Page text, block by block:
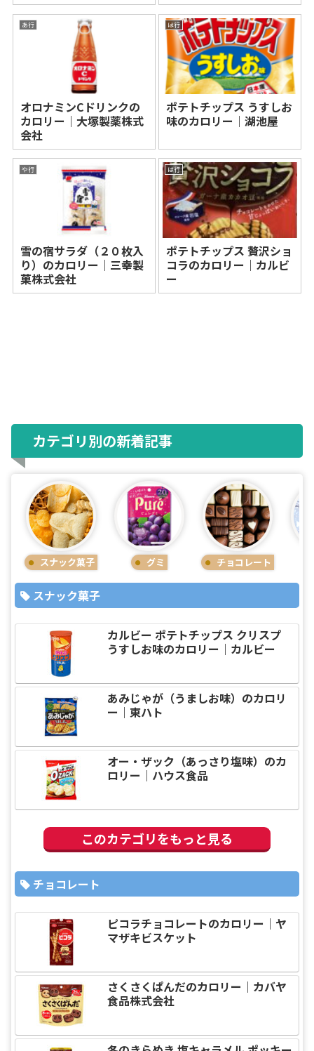
あ行
オロナミンCドリンクの
カロリー｜大塚製薬株式
会社
は行
ポテトチップス うすしお
味のカロリー｜湖池屋
や行
雪の宿サラダ（２０枚入
り）のカロリー｜三幸製
菓株式会社
は行
ポテトチップス 贅沢ショ
コラのカロリー｜カルビ
ー
カテゴリ別の新着記事
スナック菓子 グミ チョコレート
スナック菓子
カルビー ポテトチップス クリスプ
うすしお味のカロリー｜カルビー
あみじゃが（うましお味）のカロリ
ー｜東ハト
オー・ザック（あっさり塩味）のカ
ロリー｜ハウス食品
このカテゴリをもっと見る
チョコレート
ピコラチョコレートのカロリー｜ヤ
マザキビスケット
さくさくぱんだのカロリー｜カバヤ
食品株式会社